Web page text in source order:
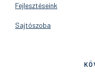
Fejlesztéseink
Sajtószoba